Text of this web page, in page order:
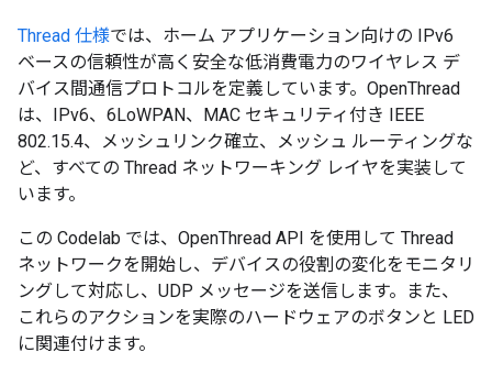
Thread 仕様では、ホーム アプリケーション向けの IPv6
ベースの信頼性が高く安全な低消費電力のワイヤレス デ
バイス間通信プロトコルを定義しています。OpenThread
は、IPv6、6LoWPAN、MAC セキュリティ付き IEEE
802.15.4、メッシュリンク確立、メッシュ ルーティングな
ど、すべての Thread ネットワーキング レイヤを実装して
います。
この Codelab では、OpenThread API を使用して Thread
ネットワークを開始し、デバイスの役割の変化をモニタリ
ングして対応し、UDP メッセージを送信します。また、
これらのアクションを実際のハードウェアのボタンと LED
に関連付けます。